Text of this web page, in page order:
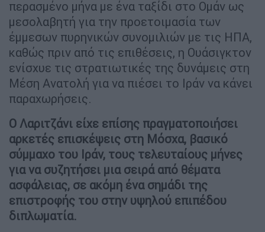
περασμένο μήνα με ένα ταξίδι στο Ομάν ως
μεσολαβητή για την προετοιμασία των
έμμεσων πυρηνικών συνομιλιών με τις ΗΠΑ,
καθώς πριν από τις επιθέσεις, η Ουάσιγκτον
ενίσχυε τις στρατιωτικές της δυνάμεις στη
Μέση Ανατολή για να πιέσει το Ιράν να κάνει
παραχωρήσεις.
Ο Λαριτζάνι είχε επίσης πραγματοποιήσει
αρκετές επισκέψεις στη Μόσχα, βασικό
σύμμαχο του Ιράν, τους τελευταίους μήνες
για να συζητήσει μια σειρά από θέματα
ασφάλειας, σε ακόμη ένα σημάδι της
επιστροφής του στην υψηλού επιπέδου
διπλωματία.